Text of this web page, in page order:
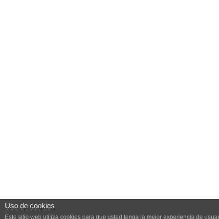
Uso de cookies
Este sitio web utiliza cookies para que usted tenga la mejor experiencia de